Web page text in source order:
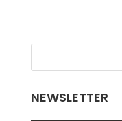
NEWSLETTER